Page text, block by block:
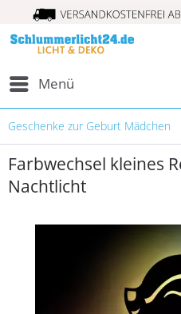
Menü
Geschenke zur Geburt Mädchen
Farbwechsel kleines
Nachtlicht